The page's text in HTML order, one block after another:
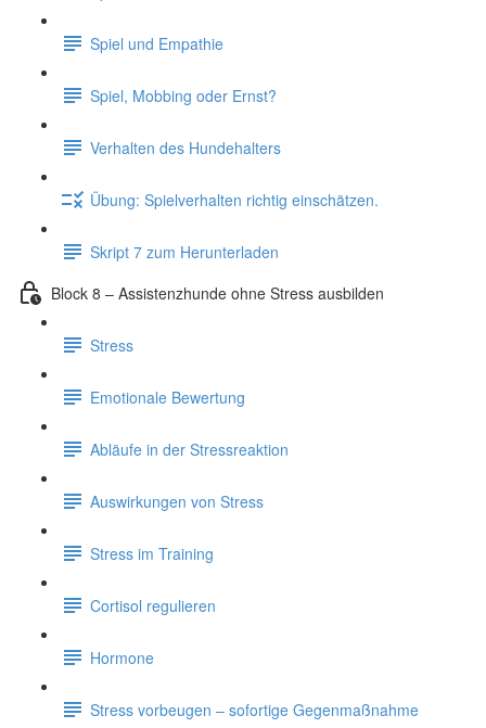
Spiel und Empathie
Spiel, Mobbing oder Ernst?
Verhalten des Hundehalters
Übung: Spielverhalten richtig einschätzen.
Skript 7 zum Herunterladen
Block 8 – Assistenzhunde ohne Stress ausbilden
Stress
Emotionale Bewertung
Abläufe in der Stressreaktion
Auswirkungen von Stress
Stress im Training
Cortisol regulieren
Hormone
Stress vorbeugen – sofortige Gegenmaßnahme